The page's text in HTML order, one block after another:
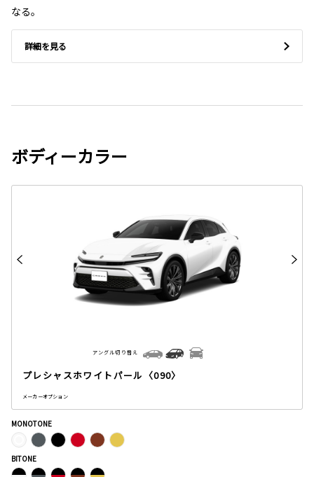
なる。
詳細を見る
ボディーカラー
プレシャスホワイトパール〈090〉
メーカーオプション
アングル切り替え
MONOTONE
BITONE